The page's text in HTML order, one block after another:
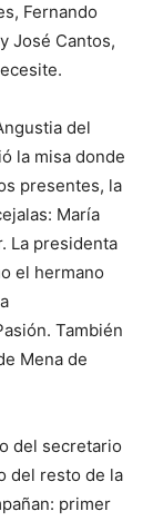
Fernando
José Cantos,
del
la misa donde
presentes, la
María
La presidenta
el hermano
También
Mena de
del secretario
del resto de la
primer